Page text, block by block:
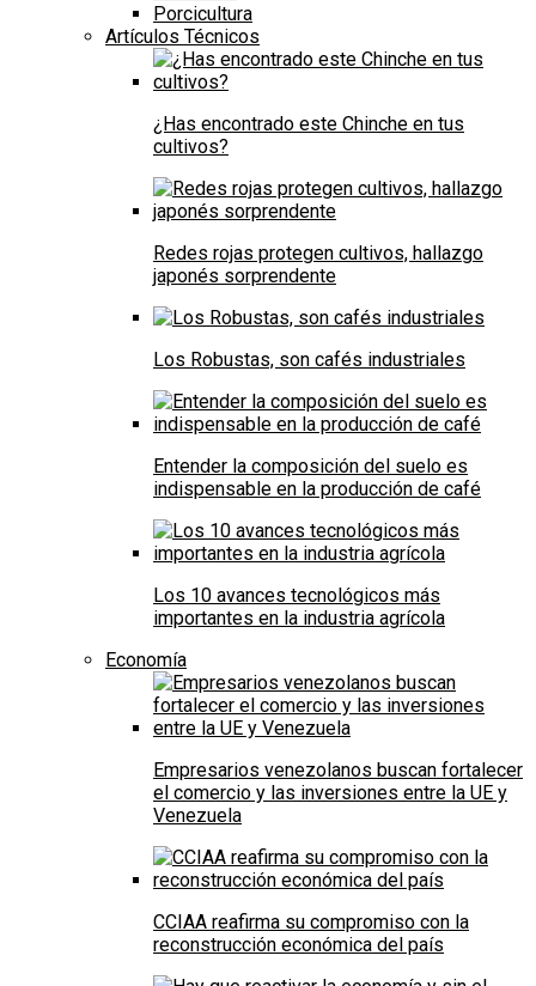
Porcicultura
Artículos Técnicos
¿Has encontrado este Chinche en tus
cultivos?
Redes rojas protegen cultivos, hallazgo
japonés sorprendente
Los Robustas, son cafés industriales
Entender la composición del suelo es
indispensable en la producción de café
Los 10 avances tecnológicos más
importantes en la industria agrícola
Economía
Empresarios venezolanos buscan fortalecer
el comercio y las inversiones entre la UE y
Venezuela
CCIAA reafirma su compromiso con la
reconstrucción económica del país